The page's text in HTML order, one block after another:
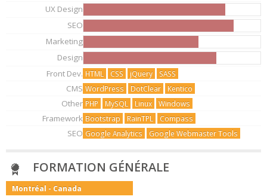
UX Design
SEO
Marketing
Design
Front Dev. HTML CSS jQuery SASS
CMS WordPress DotClear Kentico
Other PHP MySQL Linux Windows
Framework Bootstrap RainTPL Compass
SEO Google Analytics Google Webmaster Tools
FORMATION GÉNÉRALE
Montréal - Canada